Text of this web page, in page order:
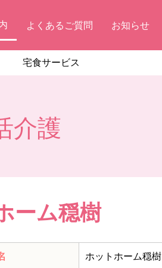
よくあるご質問 お知らせ
宅食サービス
介護
ーム穏樹
ホットホーム穏樹